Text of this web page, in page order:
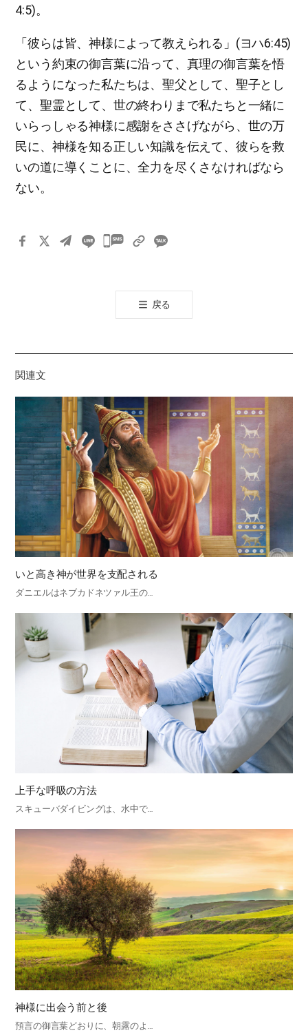
4:5)。
「彼らは皆、神様によって教えられる」(ヨハ6:45)
という約束の御言葉に沿って、真理の御言葉を悟
るようになった私たちは、聖父として、聖子とし
て、聖霊として、世の終わりまで私たちと一緒に
いらっしゃる神様に感謝をささげながら、世の万
民に、神様を知る正しい知識を伝えて、彼らを救
いの道に導くことに、全力を尽くさなければなら
ない。
카
톡
공
기
戻る
関連文
いと高き神が世界を支配される
ダニエルはネブカドネツァル王の…
上手な呼吸の方法
スキューバダイビングは、水中で…
神様に出会う前と後
預言の御言葉どおりに、朝露のよ…